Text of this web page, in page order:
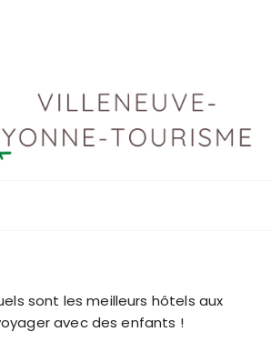
sont les meilleurs hôtels aux
avec des enfants !